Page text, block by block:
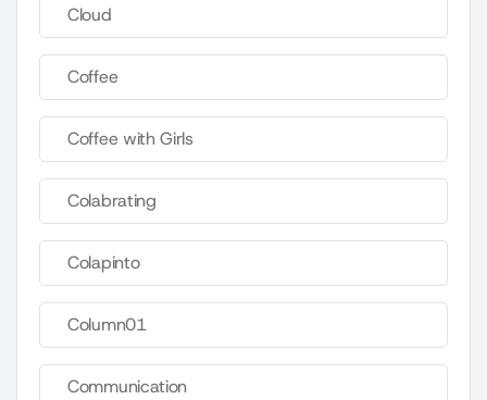
Cloud
Coffee
Coffee with Girls
Colabrating
Colapinto
Column01
Communication